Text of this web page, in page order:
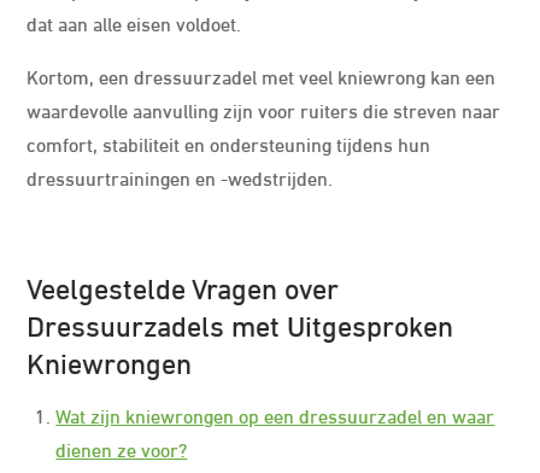
dat aan alle eisen voldoet.
Kortom, een dressuurzadel met veel kniewrong kan een
waardevolle aanvulling zijn voor ruiters die streven naar
comfort, stabiliteit en ondersteuning tijdens hun
dressuurtrainingen en -wedstrijden.
Veelgestelde Vragen over
Dressuurzadels met Uitgesproken
Kniewrongen
Wat zijn kniewrongen op een dressuurzadel en waar
dienen ze voor?